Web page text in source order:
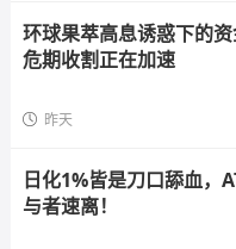
环球果萃高息诱惑下的
危期收割正在加速
昨天
日化1%皆是刀口舔血，
与者速离！